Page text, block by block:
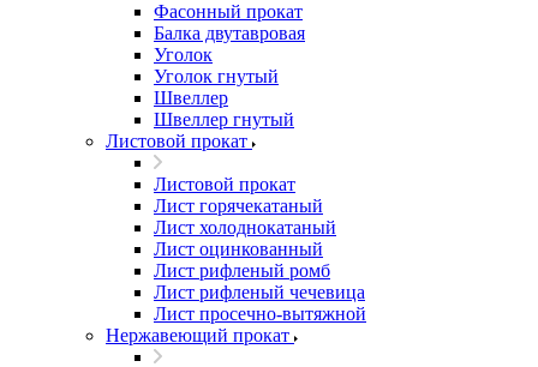
Фасонный прокат
Балка двутавровая
Уголок
Уголок гнутый
Швеллер
Швеллер гнутый
Листовой прокат
Листовой прокат
Лист горячекатаный
Лист холоднокатаный
Лист оцинкованный
Лист рифленый ромб
Лист рифленый чечевица
Лист просечно-вытяжной
Нержавеющий прокат